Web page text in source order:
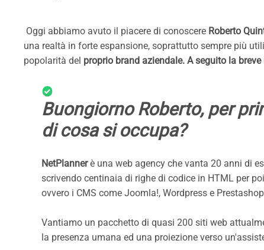
Oggi abbiamo avuto il piacere di conoscere Roberto
una realtà in forte espansione, soprattutto sempre più
popolarità del proprio brand aziendale. A seguito la
Buongiorno Roberto, per
di cosa si occupa?
NetPlannerè una web agency che vanta 20 anni di
scrivendo centinaia di righe di codice in HTML per
ovvero i CMS come Joomla!, Wordpress e
Vantiamo un pacchetto di quasi 200 siti web
la presenza umana ed una proiezione verso